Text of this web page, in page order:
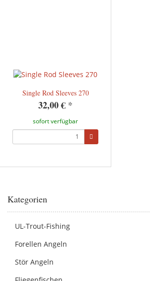
Single Rod Sleeves 270
32,00 € *
sofort verfügbar
Kategorien
UL-Trout-Fishing
Forellen Angeln
Stör Angeln